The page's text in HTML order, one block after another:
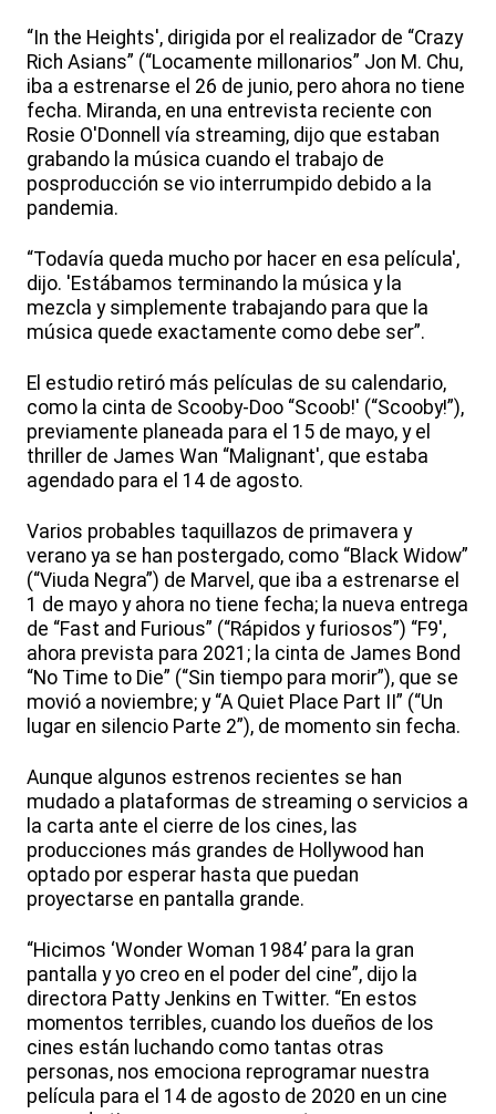
“In the Heights', dirigida por el realizador de “Crazy
Rich Asians” (“Locamente millonarios” Jon M. Chu,
iba a estrenarse el 26 de junio, pero ahora no tiene
fecha. Miranda, en una entrevista reciente con
Rosie O'Donnell vía streaming, dijo que estaban
grabando la música cuando el trabajo de
posproducción se vio interrumpido debido a la
pandemia.
“Todavía queda mucho por hacer en esa película',
dijo. 'Estábamos terminando la música y la
mezcla y simplemente trabajando para que la
música quede exactamente como debe ser”.
El estudio retiró más películas de su calendario,
como la cinta de Scooby-Doo “Scoob!' (“Scooby!”),
previamente planeada para el 15 de mayo, y el
thriller de James Wan “Malignant', que estaba
agendado para el 14 de agosto.
Varios probables taquillazos de primavera y
verano ya se han postergado, como “Black Widow”
(“Viuda Negra”) de Marvel, que iba a estrenarse el
1 de mayo y ahora no tiene fecha; la nueva entrega
de “Fast and Furious” (“Rápidos y furiosos”) “F9',
ahora prevista para 2021; la cinta de James Bond
“No Time to Die” (“Sin tiempo para morir”), que se
movió a noviembre; y “A Quiet Place Part II” (“Un
lugar en silencio Parte 2”), de momento sin fecha.
Aunque algunos estrenos recientes se han
mudado a plataformas de streaming o servicios a
la carta ante el cierre de los cines, las
producciones más grandes de Hollywood han
optado por esperar hasta que puedan
proyectarse en pantalla grande.
“Hicimos ‘Wonder Woman 1984’ para la gran
pantalla y yo creo en el poder del cine”, dijo la
directora Patty Jenkins en Twitter. “En estos
momentos terribles, cuando los dueños de los
cines están luchando como tantas otras
personas, nos emociona reprogramar nuestra
película para el 14 de agosto de 2020 en un cine